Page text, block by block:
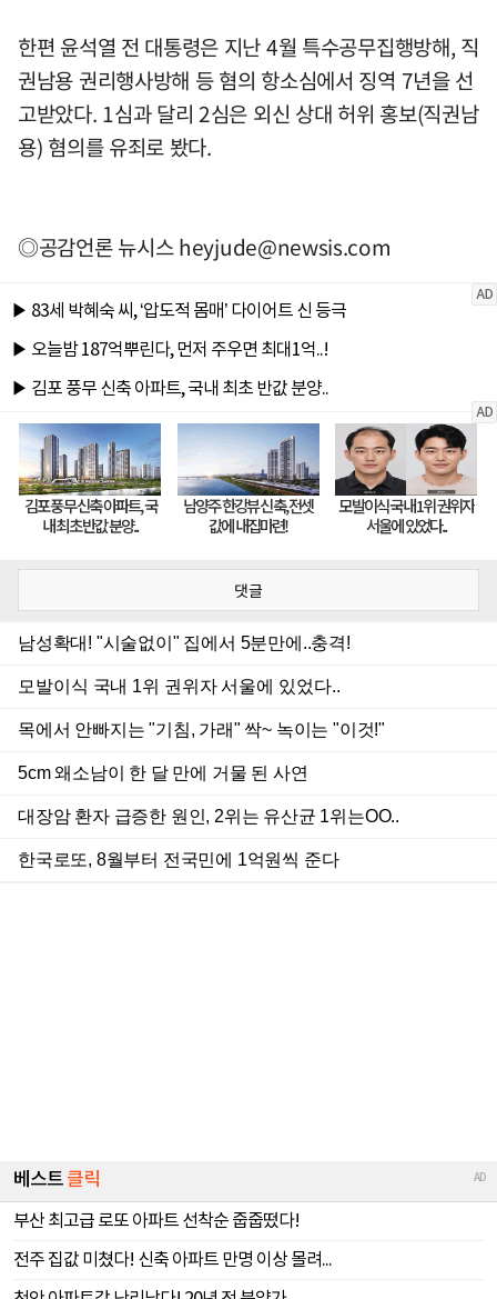
한편 윤석열 전 대통령은 지난 4월 특수공무집행방해, 직
권남용 권리행사방해 등 혐의 항소심에서 징역 7년을 선
고받았다. 1심과 달리 2심은 외신 상대 허위 홍보(직권남
용) 혐의를 유죄로 봤다.
◎공감언론 뉴시스heyjude@newsis.com
댓글